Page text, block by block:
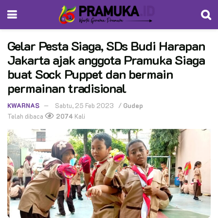
Gelar Pesta Siaga, SDs Budi Harapan
Jakarta ajak anggota Pramuka Siaga
buat Sock Puppet dan bermain
permainan tradisional
KWARNAS Sabtu, 25 Feb 2023 / Gudep
Telah dibaca
2074 Kali